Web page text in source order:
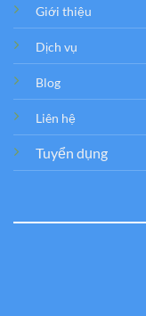
Giới thiệu
Dịch vụ
Blog
Liên hệ
Tuyển dụng